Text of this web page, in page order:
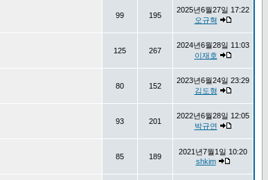
99 195
2025년6월27일 17:22
오규혁
125 267
2024년6월28일 11:03
이재호
80 152
2023년6월24일 23:29
김도형
93 201
2022년6월28일 12:05
박규연
85 189
2021년7월1일 10:20
shkim